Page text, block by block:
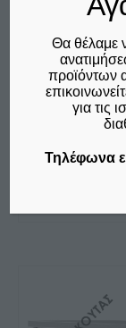
– €
Φ.Π.Α. 24%
Επιλογή
σελίδα
προϊόντος
Θα θέλαμε
προϊόντων
για τις
Τηλέφωνα